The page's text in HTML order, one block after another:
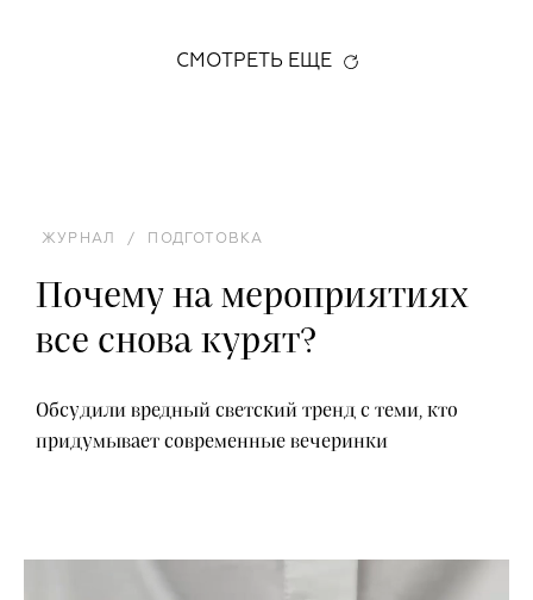
СМОТРЕТЬ ЕЩЕ
ЖУРНАЛ / ПОДГОТОВКА
Почему на мероприятиях
все снова курят?
Обсудили вредный светский тренд с теми, кто
придумывает современные вечеринки